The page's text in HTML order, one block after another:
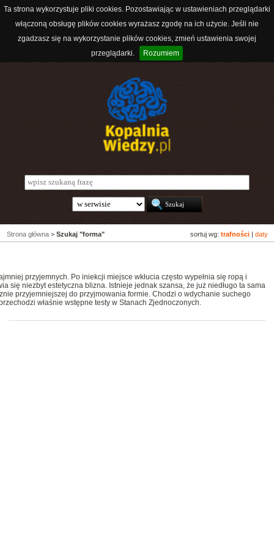
Ta strona wykorzystuje pliki cookies. Pozostawiając w ustawieniach przeglądarki
włączoną obsługę plików cookies wyrażasz zgodę na ich użycie. Jeśli nie
zgadzasz się na wykorzystanie plików cookies, zmień ustawienia swojej
przeglądarki.
Rozumiem
sortuj wg: trafności daty
Strona główna > Szukaj "forma"
przyjemnych. Po iniekcji miejsce wkłucia często wypełnia się ropą i
się niezbyt estetyczna blizna. Istnieje jednak szansa, że już niedługo ta sama
przyjemniejszej do przyjmowania formie. Chodzi o wdychanie suchego
właśnie wstępne testy w Stanach Zjednoczonych.